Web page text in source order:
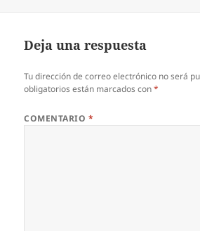
Deja una respuesta
Tu dirección de correo electrónico no será
obligatorios están marcados con*
COMENTARIO *